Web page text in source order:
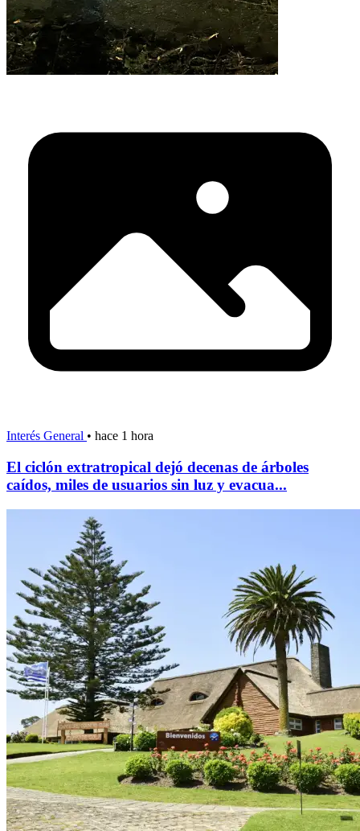
Interés General • hace 1 hora
El ciclón extratropical dejó decenas de árboles
caídos, miles de usuarios sin luz y evacua...